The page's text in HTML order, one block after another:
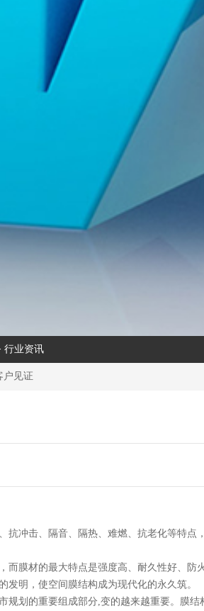
行业资讯
户见证
冲击、隔音、隔热、难燃、抗老化等特点
膜材的最大特点是强度高、耐久性好、防
发明，使空间膜结构成为现代化的永久筑。
划的重要组成部分,变的越来越重要。膜结